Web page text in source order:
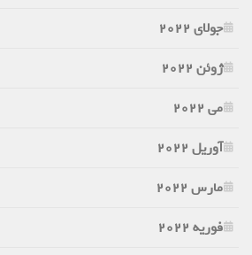
جولای 2022
ژوئن 2022
می 2022
آوریل 2022
مارس 2022
فوریه 2022